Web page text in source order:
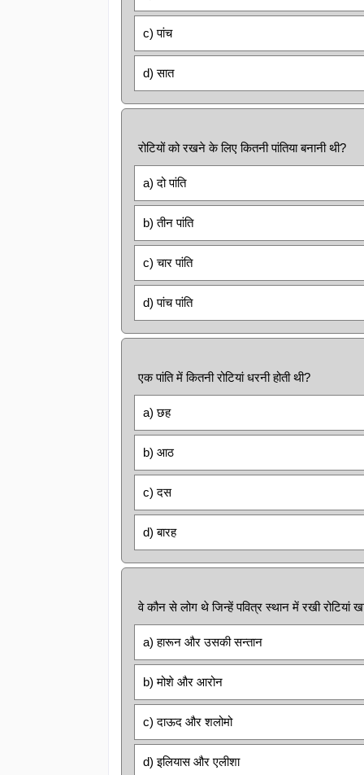
c) पांच
d) सात
रोटियों को रखने के लिए कितनी पांतिया बनानी थी?
a) दो पांति
b) तीन पांति
c) चार पांति
d) पांच पांति
एक पांति में कितनी रोटियां धरनी होती थी?
a) छह
b) आठ
c) दस
d) बारह
वे कौन से लोग थे जिन्हें पवित्र स्थान में रखी रोटियां
a) हारून और उसकी सन्तान
b) मोशे और आरोन
c) दाऊद और शलोमो
d) इलियास और एलीशा